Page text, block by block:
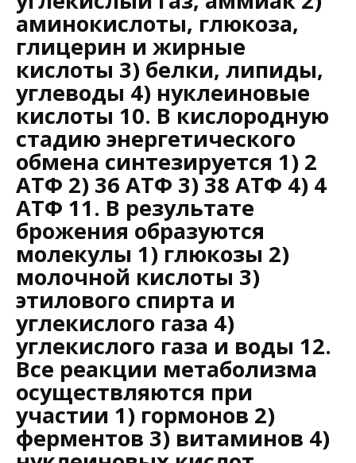
аминокислоты, глюкоза,
глицерин и жирные
кислоты 3) белки, липиды,
углеводы 4) нуклеиновые
кислоты 10. В кислородную
стадию энергетического
обмена синтезируется 1) 2
АТФ 2) 36 АТФ 3) 38 АТФ 4) 4
АТФ 11. В результате
брожения образуются
молекулы 1) глюкозы 2)
молочной кислоты 3)
этилового спирта и
углекислого газа 4)
углекислого газа и воды 12.
Все реакции метаболизма
осуществляются при
участии 1) гормонов 2)
ферментов 3) витаминов 4)